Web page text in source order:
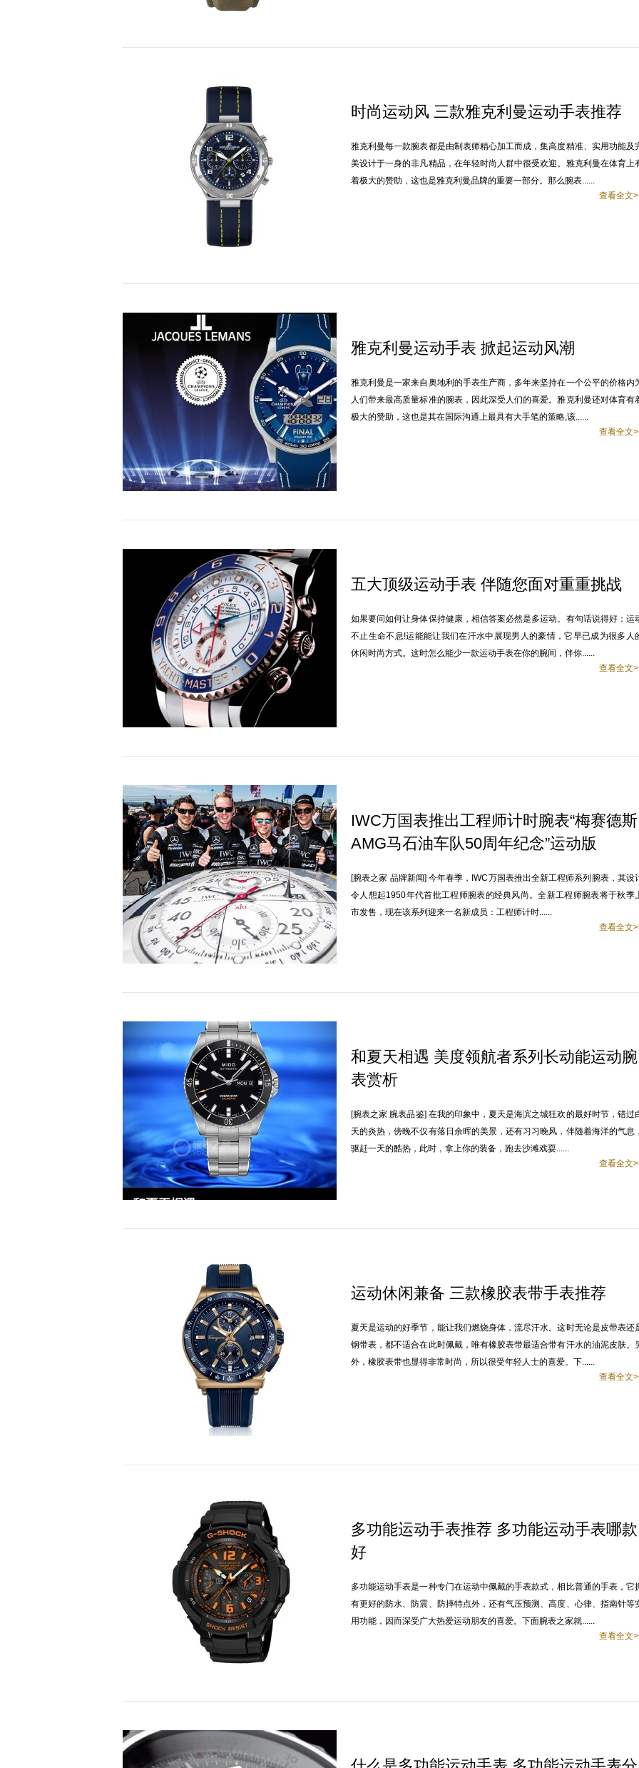
时尚运动风 三款雅克利曼运动手表推荐
雅克利曼每一款腕表都是由制表师精心加工而成，集高度精准、实用功能及
美设计于一身的非凡精品，在年轻时尚人群中很受欢迎。雅克利曼在体育上
着极大的赞助，这也是雅克利曼品牌的重要一部分。那么腕表......
查看全文
雅克利曼运动手表 掀起运动风潮
雅克利曼是一家来自奥地利的手表生产商，多年来坚持在一个公平的价格内
人们带来最高质量标准的腕表，因此深受人们的喜爱。雅克利曼还对体育有
极大的赞助，这也是其在国际沟通上最具有大手笔的策略,该......
查看全文
五大顶级运动手表 伴随您面对重重挑战
如果要问如何让身体保持健康，相信答案必然是多运动。有句话说得好：运
不止生命不息!运能能让我们在汗水中展现男人的豪情，它早已成为很多人
休闲时尚方式。这时怎么能少一款运动手表在你的腕间，伴你......
查看全文
IWC万国表推出工程师计时腕表“梅赛德斯
AMG马石油车队50周年纪念”运动版
[腕表之家 品牌新闻] 今年春季，IWC万国表推出全新工程师系列腕表，其设
令人想起1950年代首批工程师腕表的经典风尚。全新工程师腕表将于秋季
市发售，现在该系列迎来一名新成员：工程师计时......
查看全文
和夏天相遇 美度领航者系列长动能运动腕
表赏析
[腕表之家 腕表品鉴] 在我的印象中，夏天是海滨之城狂欢的最好时节，错过
天的炎热，傍晚不仅有落日余晖的美景，还有习习晚风，伴随着海洋的气息，
驱赶一天的酷热，此时，拿上你的装备，跑去沙滩戏耍......
查看全文
运动休闲兼备 三款橡胶表带手表推荐
夏天是运动的好季节，能让我们燃烧身体，流尽汗水。这时无论是皮带表还
钢带表，都不适合在此时佩戴，唯有橡胶表带最适合带有汗水的油泥皮肤。
外，橡胶表带也显得非常时尚，所以很受年轻人士的喜爱。下......
查看全文
多功能运动手表推荐 多功能运动手表哪款
好
多功能运动手表是一种专门在运动中佩戴的手表款式，相比普通的手表，它
有更好的防水、防震、防摔特点外，还有气压预测、高度、心律、指南针等
用功能，因而深受广大热爱运动朋友的喜爱。下面腕表之家就......
查看全文